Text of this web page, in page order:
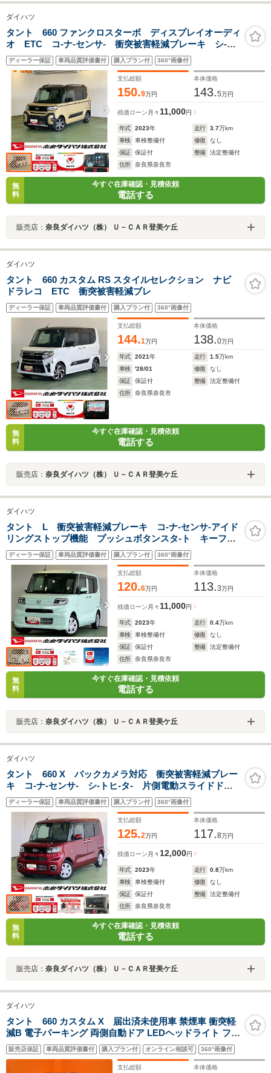
ダイハツ
タント 660 ファンクロスターボ ディスプレイオーディ
オ ETC コ-ナ-センサ- 衝突被害軽減ブレーキ シ-ト
ヒ-タ- 両側電動スライドドア 電動パーキング プッシ
ュボタンスタ-ト バックカメラ LEDヘッドライト
ディーラー保証 車両品質評価書付 購入プラン付 360°画像付
支払総額
150.9万円
本体価格
143.5万円
残価ローン 月々11,000円
年式 2023年 走行 3.7万km
車検
車検整備付 修復
なし
保証
保証付 整備
法定整備付
住所
奈良県奈良市
無
料
今すぐ在庫確認・見積依頼
電話する
販売店： 奈良ダイハツ（株） Ｕ－ＣＡＲ登美ケ丘
ダイハツ
タント 660 カスタム RS スタイルセレクション ナビ
ドラレコ ETC 衝突被害軽減ブレ
ディーラー保証 車両品質評価書付 購入プラン付 360°画像付
支払総額
144.1万円
本体価格
138.0万円
年式 2021年 走行 1.5万km
車検
'28/01 修復
なし
保証
保証付 整備
法定整備付
住所
奈良県奈良市
無
料
今すぐ在庫確認・見積依頼
電話する
販売店： 奈良ダイハツ（株） Ｕ－ＣＡＲ登美ケ丘
ダイハツ
タント L 衝突被害軽減ブレーキ コ-ナ-センサ-アイド
リングストップ機能 プッシュボタンスタ-ト キーフ
リ- LEDヘッドライト
ディーラー保証 車両品質評価書付 購入プラン付 360°画像付
支払総額
120.6万円
本体価格
113.3万円
残価ローン 月々11,000円
年式 2023年 走行 0.4万km
車検
車検整備付 修復
なし
保証
保証付 整備
法定整備付
住所
奈良県奈良市
無
料
今すぐ在庫確認・見積依頼
電話する
販売店： 奈良ダイハツ（株） Ｕ－ＣＡＲ登美ケ丘
ダイハツ
タント 660 X バックカメラ対応 衝突被害軽減ブレー
キ コ-ナ-センサ- シ-トヒ-タ- 片側電動スライドド
ア プッシュボタンスタ-ト
ディーラー保証 車両品質評価書付 購入プラン付 360°画像付
支払総額
125.2万円
本体価格
117.8万円
残価ローン 月々 12,000円
年式 2023年 走行 0.8万km
車検
車検整備付 修復
なし
保証
保証付 整備
法定整備付
住所
奈良県奈良市
無
料
今すぐ在庫確認・見積依頼
電話する
販売店： 奈良ダイハツ（株） Ｕ－ＣＡＲ登美ケ丘
ダイハツ
タント 660 カスタム X 届出済未使用車 禁煙車 衝突軽
減B 電子パーキング 両側自動ドア LEDヘッドライト フォ
グライト スマートキー プッシュスタート アイドリングス
トップ 純正アルミホイール 前席シートヒーター
販売店保証 車両品質評価書付 購入プラン付 オンライン相談可 360°画像付
支払総額 本体価格